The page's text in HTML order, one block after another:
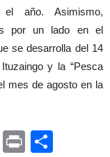
el año. Asimismo,
por un lado en el
se desarrolla del 14
y la “Pesca
mes de agosto en la
EmailPrint